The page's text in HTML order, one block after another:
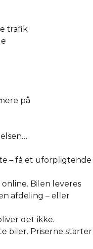
trafik
på
– få et uforpligtende
Bilen leveres
afdeling – eller
det ikke.
biler. Priserne starter